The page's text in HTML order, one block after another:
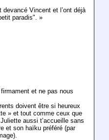
Vincent et l’ont déjà
paradis". »
et ne pas nous
doivent être si heureux
» et tout comme ceux que
aussi t’accueille sans
et son haïku préféré (par